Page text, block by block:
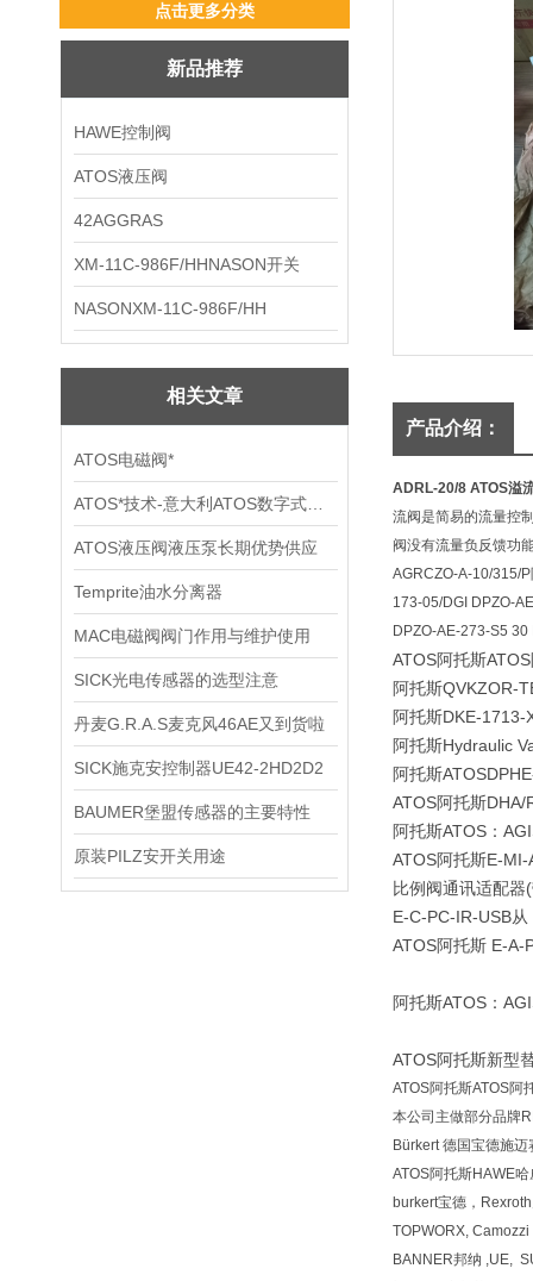
点击更多分类
新品推荐
HAWE控制阀
ATOS液压阀
42AGGRAS
XM-11C-986F/HHNASON开关
NASONXM-11C-986F/HH
相关文章
ATOS电磁阀*
ATOS液压阀液压泵长期优势供应
Temprite油水分离器
MAC电磁阀阀门作用与维护使用
SICK光电传感器的选型注意
丹麦G.R.A.S麦克风46AE又到货啦
SICK施克安控制器UE42-2HD2D2
BAUMER堡盟传感器的主要特性
原装PILZ安开关用途
产品介绍：
ADRL-20/8 ATOS溢
流阀是简易的流量控
阀没有流量负反馈功
AGRCZO-A-10/315/
173-05/DGI DPZO-
DPZO-AE-273-S5
ATOS阿托斯
阿托斯QVKZOR-
阿托斯DKE-
阿托斯Hydraulic
阿托斯ATOS
ATOS阿托斯
阿托斯ATOS：
ATOS阿托斯E-
比例阀通讯适配
E-C-PC-IR-USB
ATOS阿托斯 E-A-
阿托斯ATOS：
ATOS阿托斯新型
ATOS阿托斯ATOS阿
本公司主做部分品牌
Bürkert 德国宝德施
ATOS阿托斯HAWE
burkert宝德，
TOPWORX,
BANNER邦纳 ,UE,